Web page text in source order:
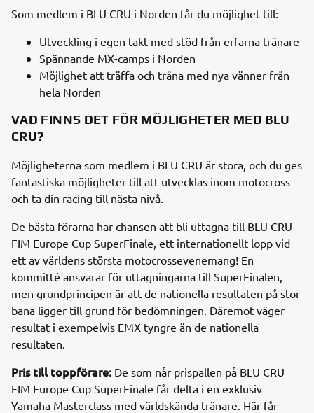
Som medlem i BLU CRU i Norden får du möjlighet till:
Utveckling i egen takt med stöd från erfarna tränare
Spännande MX-camps i Norden
Möjlighet att träffa och träna med nya vänner från
hela Norden
VAD FINNS DET FÖR MÖJLIGHETER MED BLU
CRU?
Möjligheterna som medlem i BLU CRU är stora, och du ges
fantastiska möjligheter till att utvecklas inom motocross
och ta din racing till nästa nivå.
De bästa förarna har chansen att bli uttagna till BLU CRU
FIM Europe Cup SuperFinale, ett internationellt lopp vid
ett av världens största motocrossevenemang! En
kommitté ansvarar för uttagningarna till SuperFinalen,
men grundprincipen är att de nationella resultaten på stor
bana ligger till grund för bedömningen. Däremot väger
resultat i exempelvis EMX tyngre än de nationella
resultaten.
Pris till toppförare: De som når prispallen på BLU CRU
FIM Europe Cup SuperFinale får delta i en exklusiv
Yamaha Masterclass med världskända tränare. Här får